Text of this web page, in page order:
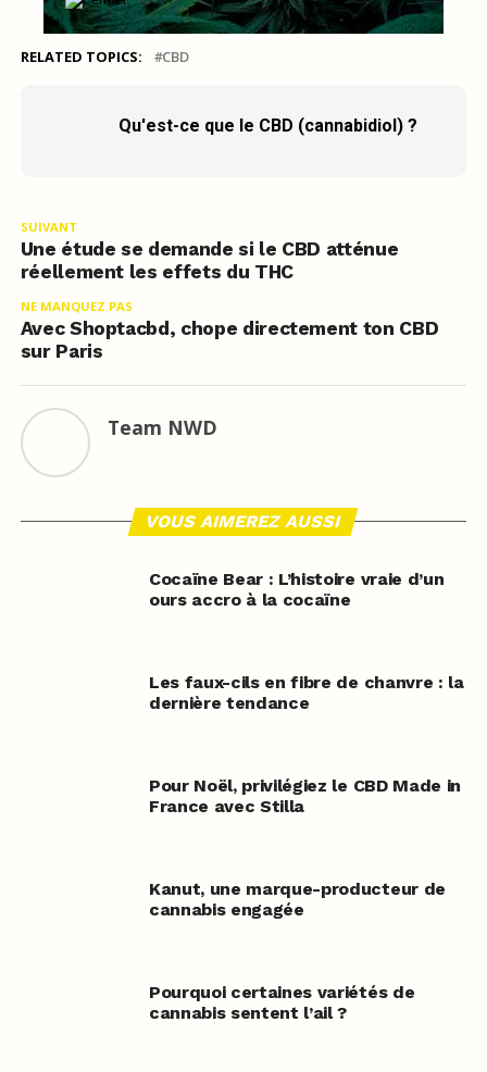
RELATED TOPICS: CBD
Qu'est-ce que le CBD (cannabidiol) ?
SUIVANT
Une étude se demande si le CBD atténue
réellement les effets du THC
NE MANQUEZ PAS
Avec Shoptacbd, chope directement ton CBD
sur Paris
Team NWD
VOUS AIMEREZ AUSSI
Cocaïne Bear : L’histoire vraie d’un
ours accro à la cocaïne
Les faux-cils en fibre de chanvre : la
dernière tendance
Pour Noël, privilégiez le CBD Made in
France avec Stilla
Kanut, une marque-producteur de
cannabis engagée
Pourquoi certaines variétés de
cannabis sentent l’ail ?